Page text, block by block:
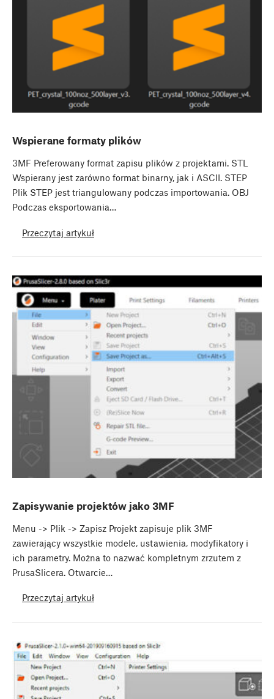
Wspierane formaty plików
3MF Preferowany format zapisu plików z projektami. STL
Wspierany jest zarówno format binarny, jak i ASCII. STEP
Plik STEP jest triangulowany podczas importowania. OBJ
Podczas eksportowania…
Przeczytaj artykuł
Zapisywanie projektów jako 3MF
Menu -> Plik -> Zapisz Projekt zapisuje plik 3MF
zawierający wszystkie modele, ustawienia, modyfikatory i
ich parametry. Można to nazwać kompletnym zrzutem z
PrusaSlicera. Otwarcie…
Przeczytaj artykuł